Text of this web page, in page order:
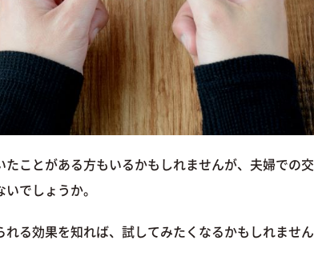
ことがある方もいるかもしれませんが、夫婦での
でしょうか。
る効果を知れば、試してみたくなるかもしれません